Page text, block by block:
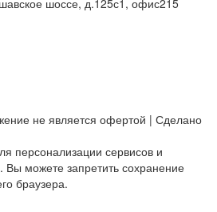
не является офертой | Сделано
персонализации сервисов и
Вы можете запретить сохранение
браузера.